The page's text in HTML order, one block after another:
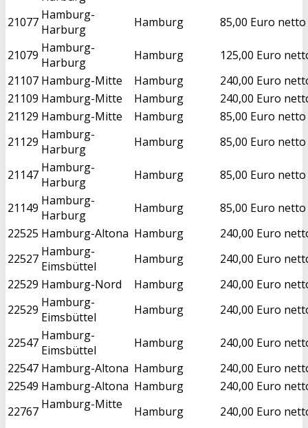
21077 Hamburg-
Harburg
Hamburg 85,00 Euro netto
21079 Hamburg-
Harburg
Hamburg
125,00 Euro
21107 Hamburg-Mitte Hamburg
240,00 Euro
21109 Hamburg-Mitte Hamburg
240,00 Euro
21129 Hamburg-Mitte Hamburg
85,00 Euro netto
21129 Hamburg-
Harburg
Hamburg 85,00 Euro netto
21147 Hamburg-
Harburg
Hamburg 85,00 Euro netto
21149 Hamburg-
Harburg
Hamburg
85,00 Euro netto
22525 Hamburg-Altona Hamburg
240,00 Euro
22527 Hamburg-
Eimsbüttel
Hamburg
240,00 Euro
22529 Hamburg-Nord Hamburg
240,00 Euro
22529 Hamburg-
Eimsbüttel
Hamburg 240,00 Euro
22547 Hamburg-
Eimsbüttel
Hamburg
240,00 Euro
22547 Hamburg-Altona Hamburg
240,00 Euro
22549 Hamburg-Altona Hamburg
240,00 Euro
22767 Hamburg-Mitte Hamburg
240,00 Euro